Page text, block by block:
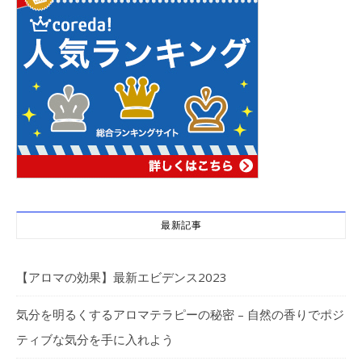
最新記事
【アロマの効果】最新エビデンス2023
気分を明るくするアロマテラピーの秘密 – 自然の香りでポジ
ティブな気分を手に入れよう